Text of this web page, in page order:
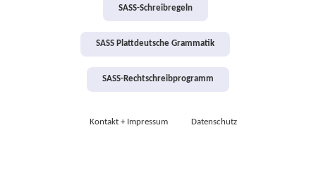
SASS-Schreibregeln
SASS Plattdeutsche Grammatik
SASS-Rechtschreibprogramm
Kontakt + Impressum Datenschutz